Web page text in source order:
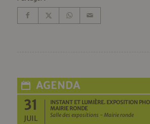
AGENDA
31
JUIL
INSTANT ET LUMIÈRE. EXPOSITION
MAIRIE RONDE
Salle des expositions - Mairie ronde